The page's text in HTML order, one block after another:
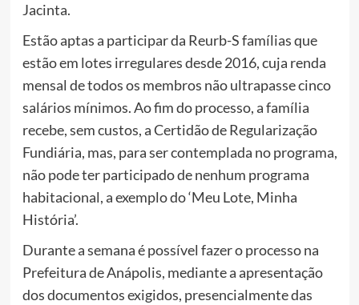
Jacinta.
Estão aptas a participar da Reurb-S famílias que
estão em lotes irregulares desde 2016, cuja renda
mensal de todos os membros não ultrapasse cinco
salários mínimos. Ao fim do processo, a família
recebe, sem custos, a Certidão de Regularização
Fundiária, mas, para ser contemplada no programa,
não pode ter participado de nenhum programa
habitacional, a exemplo do ‘Meu Lote, Minha
História’.
Durante a semana é possível fazer o processo na
Prefeitura de Anápolis, mediante a apresentação
dos documentos exigidos, presencialmente das